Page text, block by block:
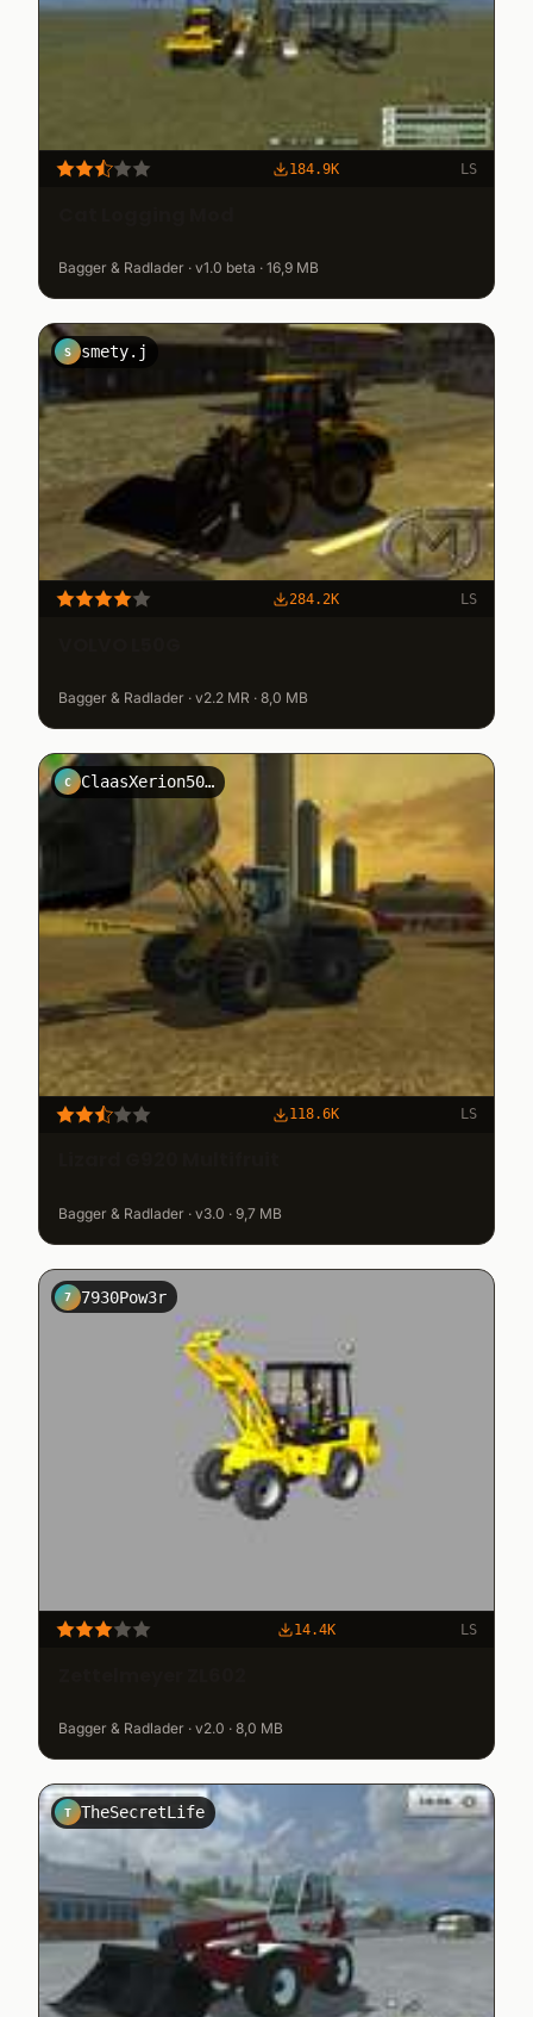
184.9K LS
Bagger & Radlader · v1.0 beta · 16,9 MB
S smety.j
284.2K LS
Bagger & Radlader · v2.2 MR · 8,0 MB
C ClaasXerion5000NRW
118.6K LS
Bagger & Radlader · v3.0 · 9,7 MB
7 7930Pow3r
14.4K LS
Bagger & Radlader · v2.0 · 8,0 MB
T TheSecretLife